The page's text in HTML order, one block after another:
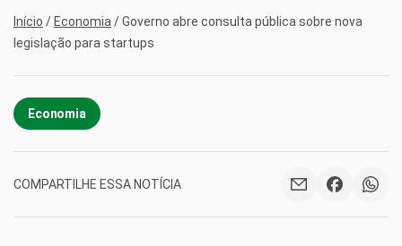
Início / Economia /Governo abre consulta pública sobre nova
legislação para startups
Economia
COMPARTILHE ESSA NOTÍCIA